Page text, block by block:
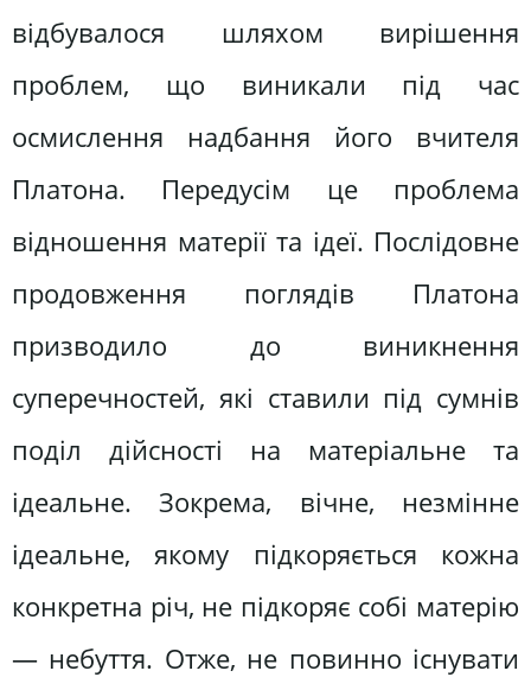
відбувалося шляхом вирішення
проблем, що виникали під час
осмислення надбання його вчителя
Платона. Передусім це проблема
відношення матерії та ідеї. Послідовне
продовження поглядів Платона
призводило до виникнення
суперечностей, які ставили під сумнів
поділ дійсності на матеріальне та
ідеальне. Зокрема, вічне, незмінне
ідеальне, якому підкоряється кожна
конкретна річ, не підкоряє собі матерію
— небуття. Отже, не повинно існувати